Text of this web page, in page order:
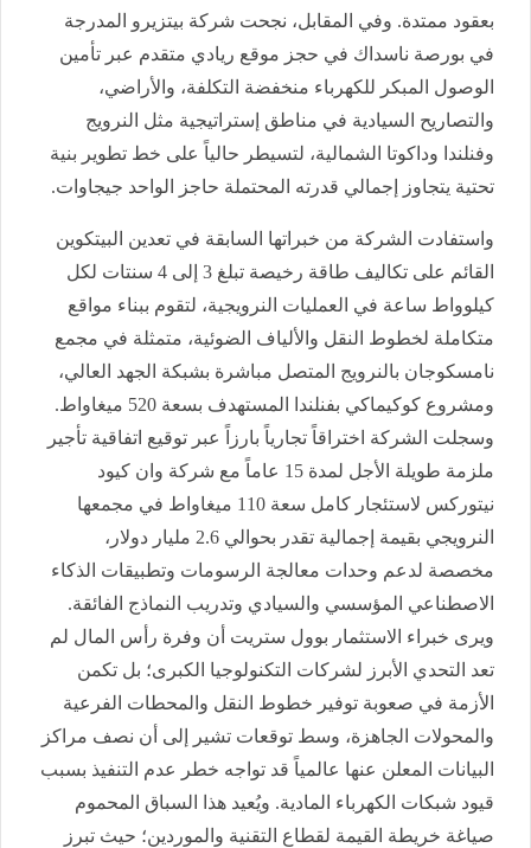
بعقود ممتدة. وفي المقابل، نجحت شركة بيتزيرو المدرجة
في بورصة ناسداك في حجز موقع ريادي متقدم عبر تأمين
الوصول المبكر للكهرباء منخفضة التكلفة، والأراضي،
والتصاريح السيادية في مناطق إستراتيجية مثل النرويج
وفنلندا وداكوتا الشمالية، لتسيطر حالياً على خط تطوير بنية
تحتية يتجاوز إجمالي قدرته المحتملة حاجز الواحد جيجاوات.
واستفادت الشركة من خبراتها السابقة في تعدين البيتكوين
القائم على تكاليف طاقة رخيصة تبلغ 3 إلى 4 سنتات لكل
كيلوواط ساعة في العمليات النرويجية، لتقوم ببناء مواقع
متكاملة لخطوط النقل والألياف الضوئية، متمثلة في مجمع
نامسكوجان بالنرويج المتصل مباشرة بشبكة الجهد العالي،
ومشروع كوكيماكي بفنلندا المستهدف بسعة 520 ميغاواط.
وسجلت الشركة اختراقاً تجارياً بارزاً عبر توقيع اتفاقية تأجير
ملزمة طويلة الأجل لمدة 15 عاماً مع شركة وان كيود
نيتوركس لاستئجار كامل سعة 110 ميغاواط في مجمعها
النرويجي بقيمة إجمالية تقدر بحوالي 2.6 مليار دولار،
مخصصة لدعم وحدات معالجة الرسومات وتطبيقات الذكاء
الاصطناعي المؤسسي والسيادي وتدريب النماذج الفائقة.
ويرى خبراء الاستثمار بوول ستريت أن وفرة رأس المال لم
تعد التحدي الأبرز لشركات التكنولوجيا الكبرى؛ بل تكمن
الأزمة في صعوبة توفير خطوط النقل والمحطات الفرعية
والمحولات الجاهزة، وسط توقعات تشير إلى أن نصف مراكز
البيانات المعلن عنها عالمياً قد تواجه خطر عدم التنفيذ بسبب
قيود شبكات الكهرباء المادية. ويُعيد هذا السباق المحموم
صياغة خريطة القيمة لقطاع التقنية والموردين؛ حيث تبرز